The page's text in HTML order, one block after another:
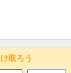
取ろう